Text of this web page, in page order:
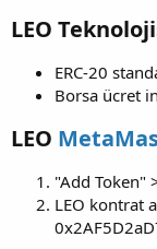
a
i
LEO
ERC-20
Borsa ücret
LEO
"Add Token"
LEO kontrat